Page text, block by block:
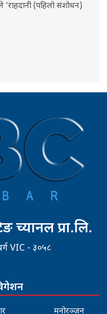
(पहिलो संशोधन)
च्यानल प्रा.लि.
VIC - ३०५८
मनोरञ्जन